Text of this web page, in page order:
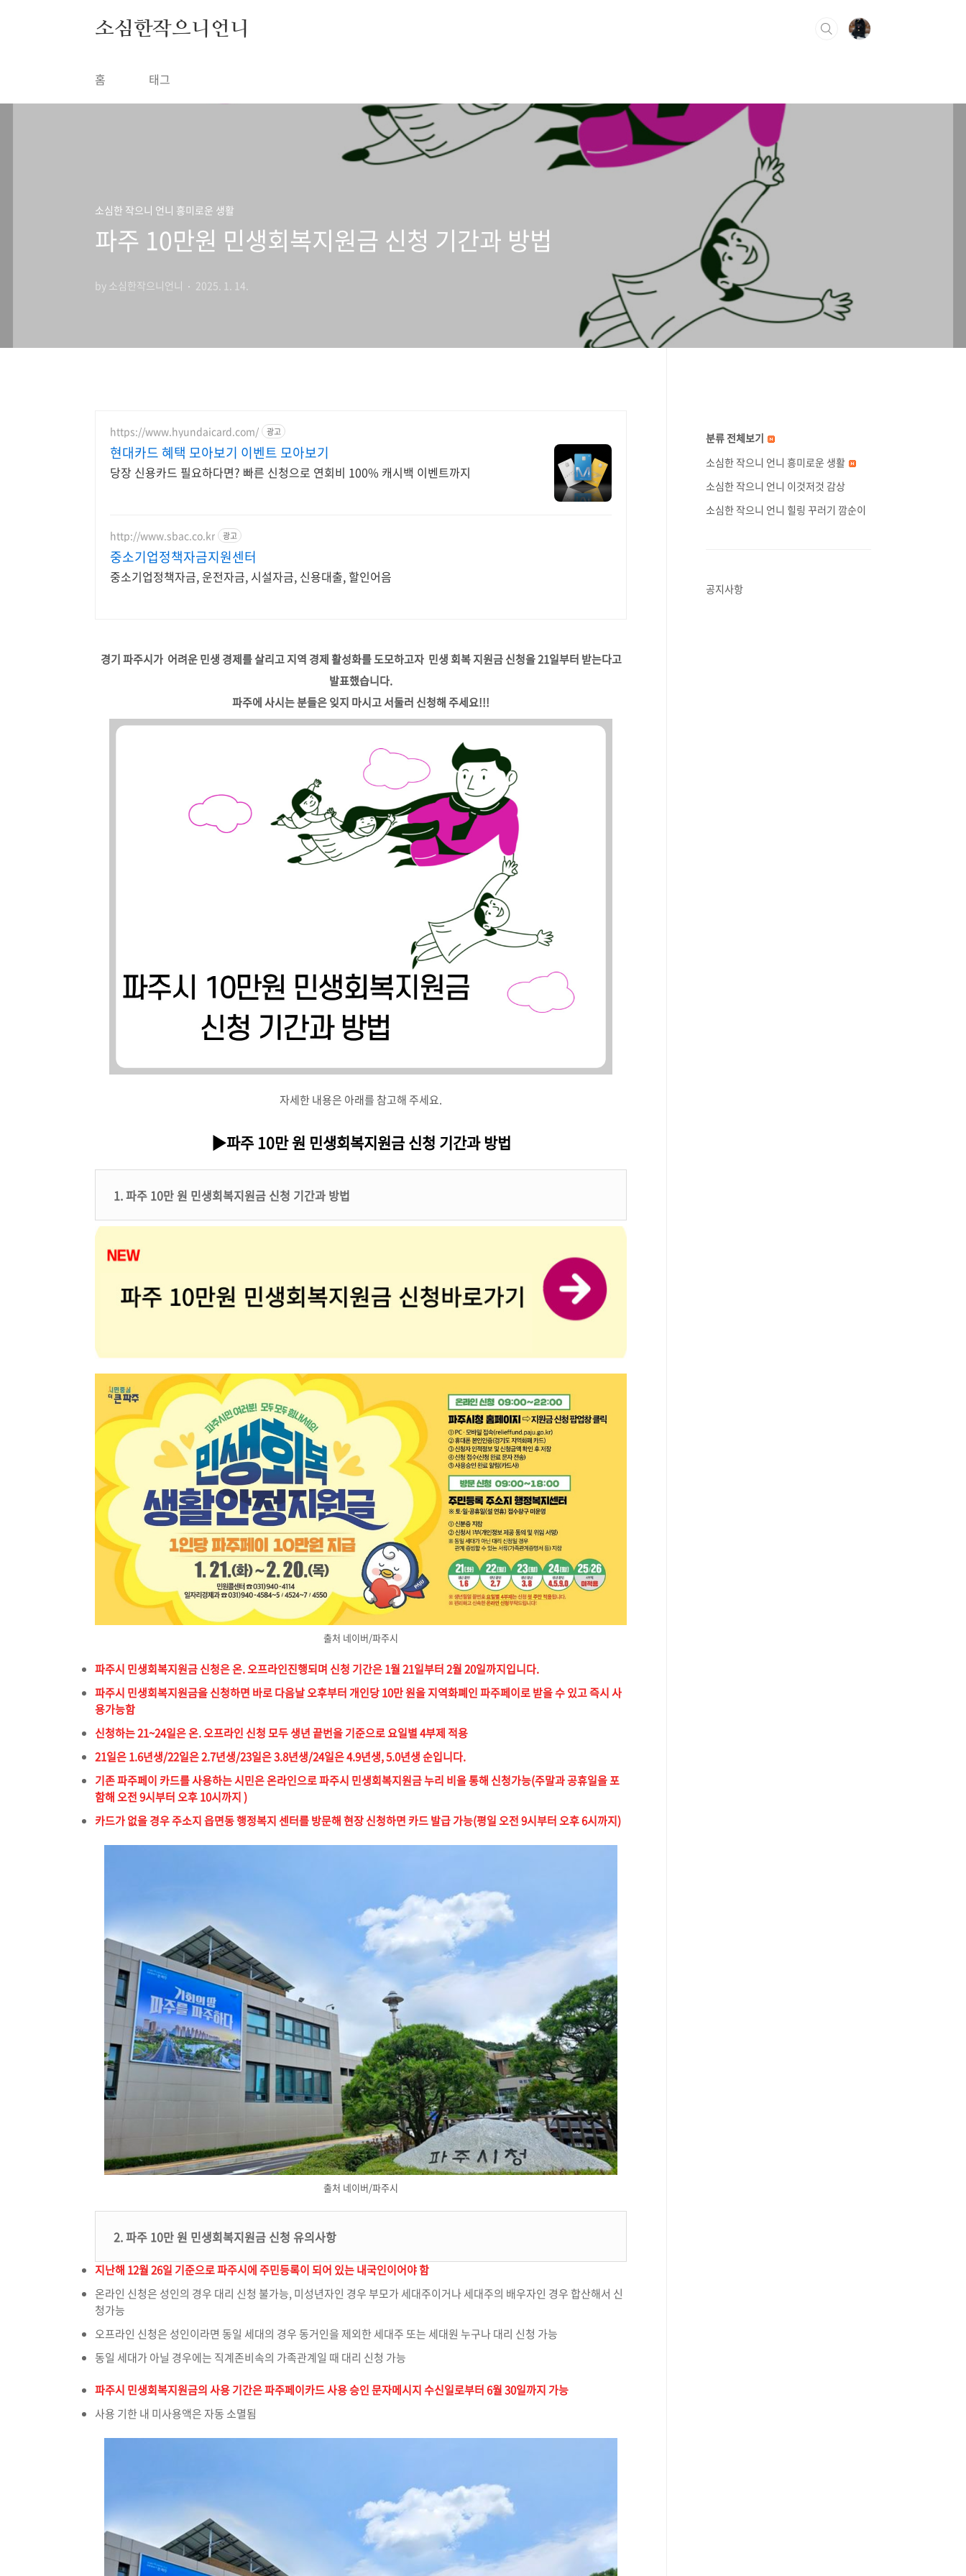
소심한작으니언니
홈 태그
소심한 작으니 언니 흥미로운 생활
파주 10만원 민생회복지원금 신청 기간과 방법
by 소심한작으니언니 2025. 1. 14.
https://www.hyundaicard.com/ 광고
현대카드 혜택 모아보기 이벤트 모아보기
당장 신용카드 필요하다면? 빠른 신청으로 연회비 100% 캐시백 이벤트까지
http://www.sbac.co.kr 광고
중소기업정책자금지원센터
중소기업정책자금, 운전자금, 시설자금, 신용대출, 할인어음
경기 파주시가 어려운 민생 경제를 살리고 지역 경제 활성화를 도모하고자 민생 회복 지원금 신청을 21일부터 받는다고
발표했습니다.
파주에 사시는 분들은 잊지 마시고 서둘러 신청해 주세요!!!
자세한 내용은 아래를 참고해 주세요.
▶파주 10만 원 민생회복지원금 신청 기간과 방법
1. 파주 10만 원 민생회복지원금 신청 기간과 방법
출처 네이버/파주시
파주시 민생회복지원금 신청은 온. 오프라인진행되며 신청 기간은 1월 21일부터 2월 20일까지입니다.
파주시 민생회복지원금을 신청하면 바로 다음날 오후부터 개인당 10만 원을 지역화폐인 파주페이로 받을 수 있고 즉시 사
용가능함
신청하는 21~24일은 온. 오프라인 신청 모두 생년 끝번을 기준으로 요일별 4부제 적용
21일은 1.6년생/22일은 2.7년생/23일은 3.8년생/24일은 4.9년생, 5.0년생 순입니다.
기존 파주페이 카드를 사용하는 시민은 온라인으로 파주시 민생회복지원금 누리 비을 통해 신청가능(주말과 공휴일을 포
함해 오전 9시부터 오후 10시까지 )
카드가 없을 경우 주소지 읍면동 행정복지 센터를 방문해 현장 신청하면 카드 발급 가능(평일 오전 9시부터 오후 6시까지)
출처 네이버/파주시
2. 파주 10만 원 민생회복지원금 신청 유의사항
지난해 12월 26일 기준으로 파주시에 주민등록이 되어 있는 내국인이어야 함
온라인 신청은 성인의 경우 대리 신청 불가능, 미성년자인 경우 부모가 세대주이거나 세대주의 배우자인 경우 합산해서 신
청가능
오프라인 신청은 성인이라면 동일 세대의 경우 동거인을 제외한 세대주 또는 세대원 누구나 대리 신청 가능
동일 세대가 아닐 경우에는 직계존비속의 가족관계일 때 대리 신청 가능
파주시 민생회복지원금의 사용 기간은 파주페이카드 사용 승인 문자메시지 수신일로부터 6월 30일까지 가능
사용 기한 내 미사용액은 자동 소멸됨
분류 전체보기
소심한 작으니 언니 흥미로운 생활
소심한 작으니 언니 이것저것 감상
소심한 작으니 언니 힐링 꾸러기 깜순이
공지사항